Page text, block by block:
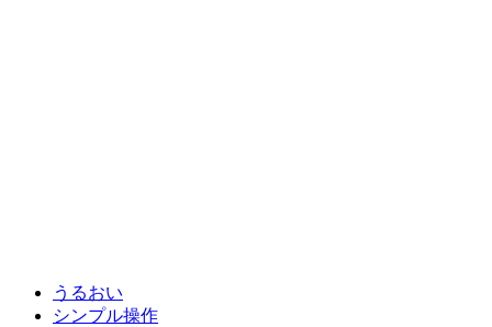
うるおい
シンプル操作